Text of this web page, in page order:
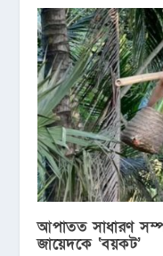
আপাতত সাধারণ
জায়েদকে ‘বয়কট’